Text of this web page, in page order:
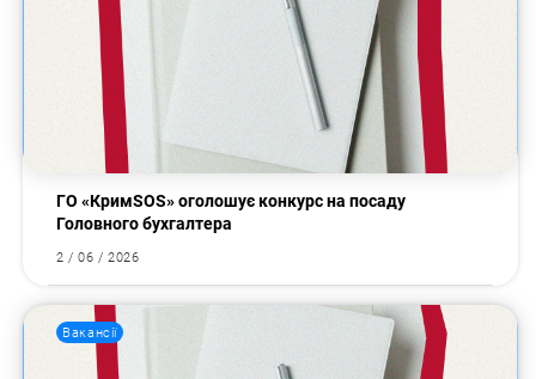
ГО «КримSOS» оголошує конкурс на посаду
Головного бухгалтера
2 / 06 / 2026
Вакансії